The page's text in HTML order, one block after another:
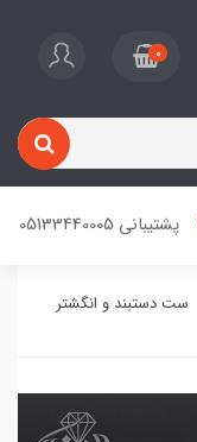
0
پشتیبانی 05133440005
ست دستبند و انگشتر